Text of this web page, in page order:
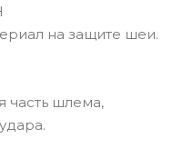
на защите шеи.
часть шлема,